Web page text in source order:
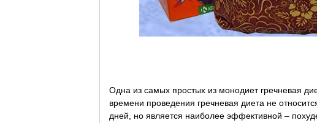
Одна из самых простых из монодиет гречневая
времени проведения гречневая диета не
дней, но является наиболее эффективной –